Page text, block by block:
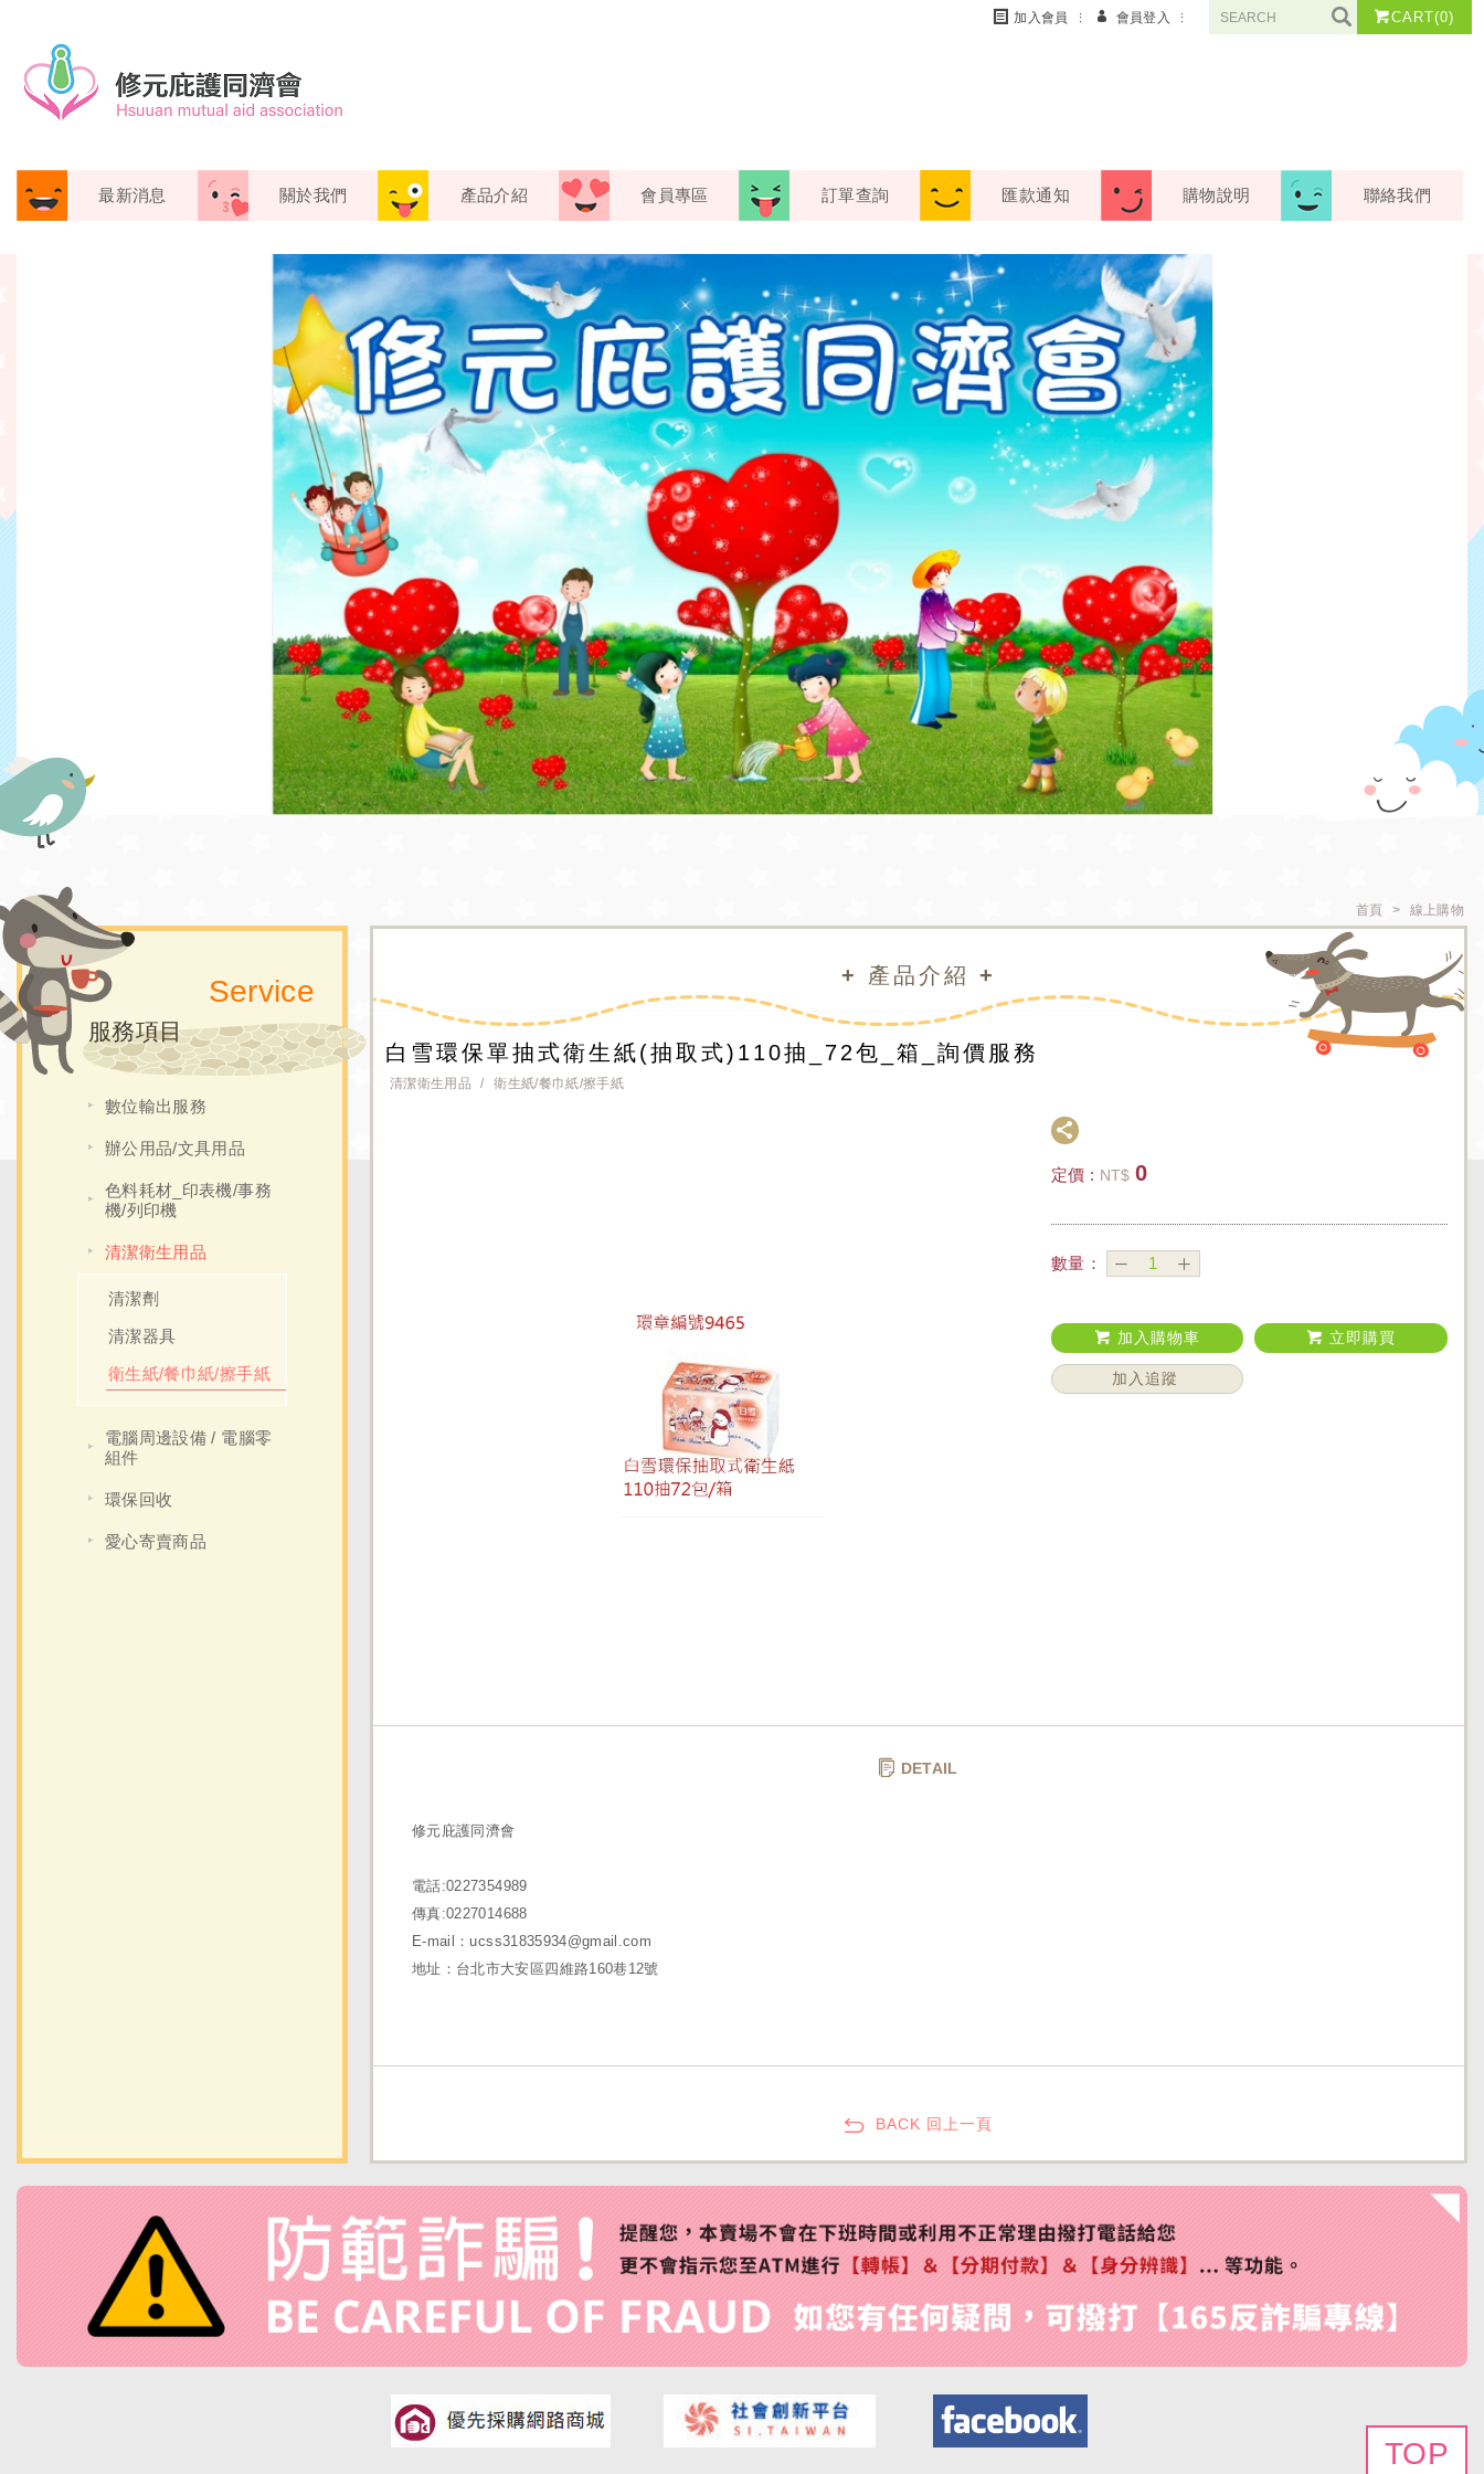
加入會員 會員登入 CART(0)
最新消息 關於我們 產品介紹 會員專區 訂單查詢 匯款通知 購物說明 聯絡我們
Service
服務項目
數位輸出服務
辦公用品/文具用品
色料耗材_印表機/事務
機/列印機
清潔衛生用品
清潔劑
清潔器具
衛生紙/餐巾紙/擦手紙
電腦周邊設備 / 電腦零
組件
環保回收
愛心寄賣商品
首頁 線上購物
+ 產品介紹 +
白雪環保單抽式衛生紙(抽取式)110抽_72包_箱_詢價服務
清潔衛生用品 衛生紙/餐巾紙/擦手紙
定價 : NT$ 0
數量：
加入購物車 立即購買
加入追蹤
DETAIL
修元庇護同濟會
電話:0227354989
傳真:0227014688
E-mail：ucss31835934@gmail.com
地址：台北市大安區四維路160巷12號
BACK 回上一頁
TOP